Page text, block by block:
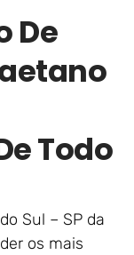
De
Todo
Sul – SP da
os mais